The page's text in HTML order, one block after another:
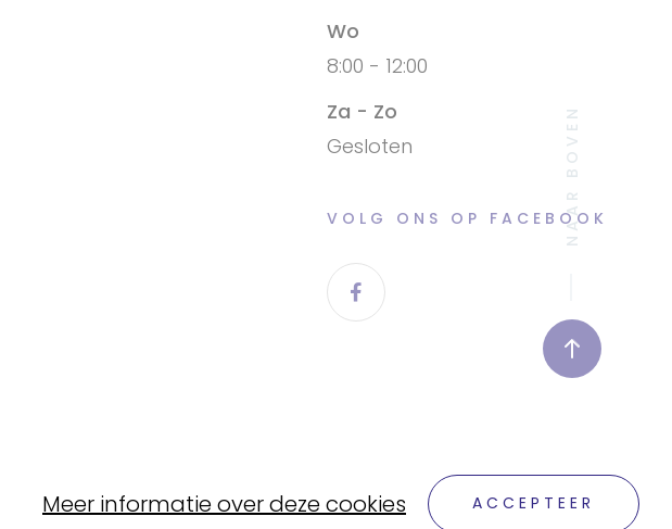
Wo
8:00 - 12:00
Za - Zo
Gesloten
VOLG ONS OP FACEBOOK
NAAR BOVEN
Meer informatie over deze cookies ACCEPTEER